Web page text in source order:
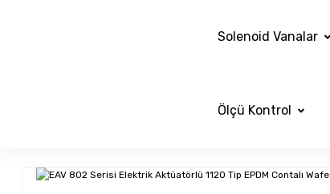
Solenoid Vanalar
Ölçü Kontrol